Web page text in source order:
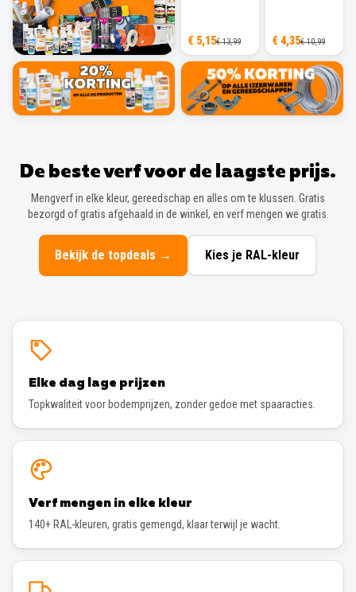
€ 5,15€ 13,99 € 4,35€ 10,99
De beste verf voor de laagste prijs.
Mengverf in elke kleur, gereedschap en alles om te klussen. Gratis
bezorgd of gratis afgehaald in de winkel, en verf mengen we gratis.
Bekijk de topdeals → Kies je RAL-kleur
Elke dag lage prijzen
Topkwaliteit voor bodemprijzen, zonder gedoe met spaaracties.
Verf mengen in elke kleur
140+ RAL-kleuren, gratis gemengd, klaar terwijl je wacht.